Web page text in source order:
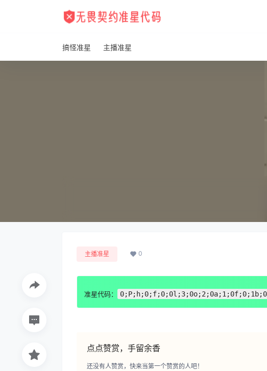
搞怪准星 主播准星
主播准星 0
准星代码： 0;P;h;0;f;0;0l;3;0o;2;0a;1;0f;0;1b;0
点点赞赏，手留余香
还没有人赞赏，快来当第一个赞赏的人吧！